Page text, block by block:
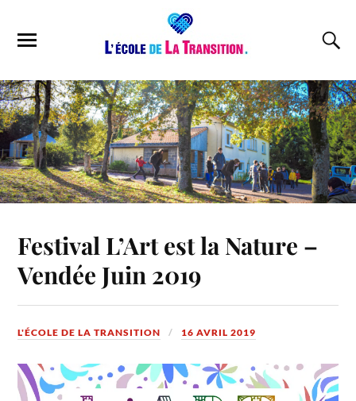
Festival L’Art est la Nature –
Vendée Juin 2019
L'ÉCOLE DE LA TRANSITION 16 AVRIL 2019